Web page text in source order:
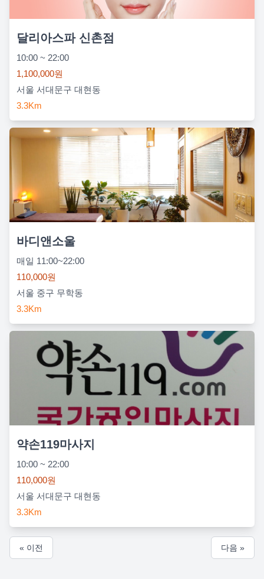
달리아스파 신촌점
10:00 ~ 22:00
1,100,000원
서울 서대문구 대현동
3.3Km
바디앤소울
매일 11:00~22:00
110,000원
서울 중구 무학동
3.3Km
약손119마사지
10:00 ~ 22:00
110,000원
서울 서대문구 대현동
3.3Km
« 이전 다음 »